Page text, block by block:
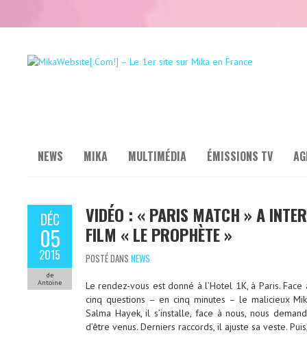
NEWS MIKA MULTIMÉDIA ÉMISSIONS TV
DÉC
05
2015
de
Antoine
VIDÉO : « PARIS MATCH » A
FILM « LE PROPHÈTE »
POSTÉ DANS NEWS
Le rendez-vous est donné à l’Hotel 1K, à Paris.
cinq questions – en cinq minutes – le malicieux
Salma Hayek, il s’installe, face à nous, nous
d’être venus. Derniers raccords, il ajuste sa veste.